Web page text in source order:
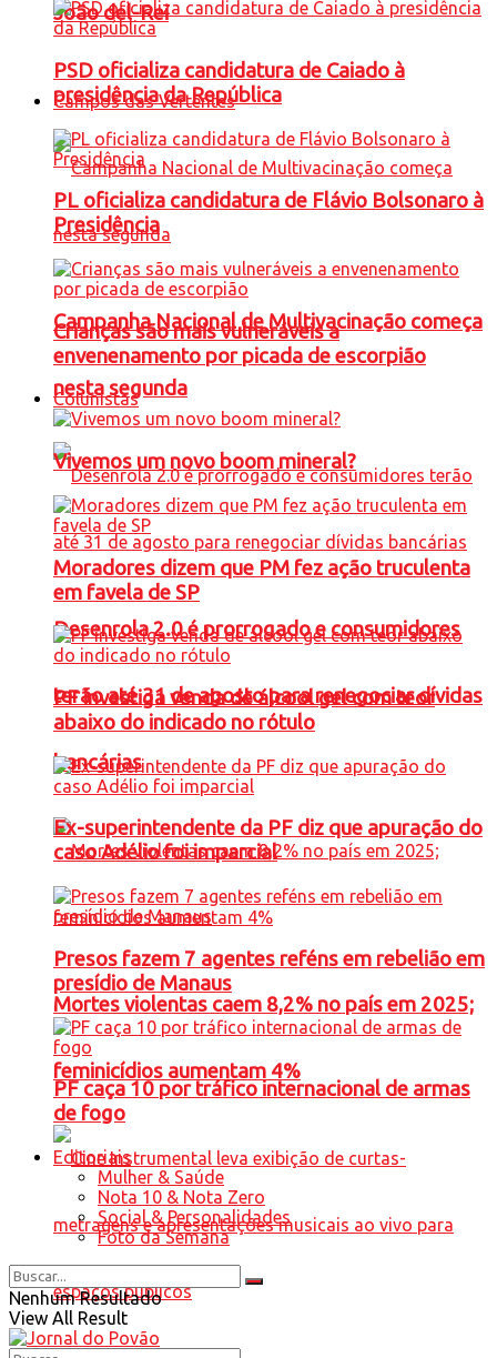
João del-Rei
Campos das Vertentes
Campanha Nacional de Multivacinação começa
nesta segunda
Desenrola 2.0 é prorrogado e consumidores
terão até 31 de agosto para renegociar dívidas
bancárias
Mortes violentas caem 8,2% no país em 2025;
feminicídios aumentam 4%
PSD oficializa candidatura de Caiado à
presidência da República
PL oficializa candidatura de Flávio Bolsonaro à
Presidência
Crianças são mais vulneráveis a
envenenamento por picada de escorpião
Colunistas
Vivemos um novo boom mineral?
Moradores dizem que PM fez ação truculenta
em favela de SP
PF investiga venda de álcool gel com teor
abaixo do indicado no rótulo
Ex-superintendente da PF diz que apuração do
caso Adélio foi imparcial
Presos fazem 7 agentes reféns em rebelião em
presídio de Manaus
PF caça 10 por tráfico internacional de armas
de fogo
Editoriais
Mulher & Saúde
Nota 10 & Nota Zero
Social & Personalidades
Foto da Semana
Nenhum Resultado
View All Result